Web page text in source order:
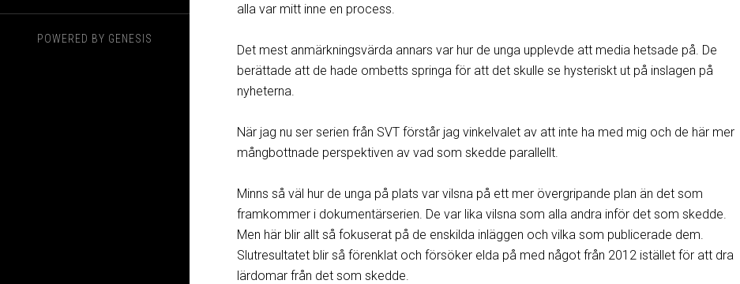
POWERED BY GENESIS
alla var mitt inne en process.
Det mest anmärkningsvärda annars var hur de unga upplevde att media hetsade på. De
berättade att de hade ombetts springa för att det skulle se hysteriskt ut på inslagen på
nyheterna.
När jag nu ser serien från SVT förstår jag vinkelvalet av att inte ha med mig och de här mer
mångbottnade perspektiven av vad som skedde parallellt.
Minns så väl hur de unga på plats var vilsna på ett mer övergripande plan än det som
framkommer i dokumentärserien. De var lika vilsna som alla andra inför det som skedde.
Men här blir allt så fokuserat på de enskilda inläggen och vilka som publicerade dem.
Slutresultatet blir så förenklat och försöker elda på med något från 2012 istället för att dra
lärdomar från det som skedde.